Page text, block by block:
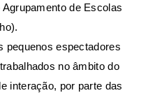
de Escolas
pequenos espectadores
no âmbito do
interação, por parte das